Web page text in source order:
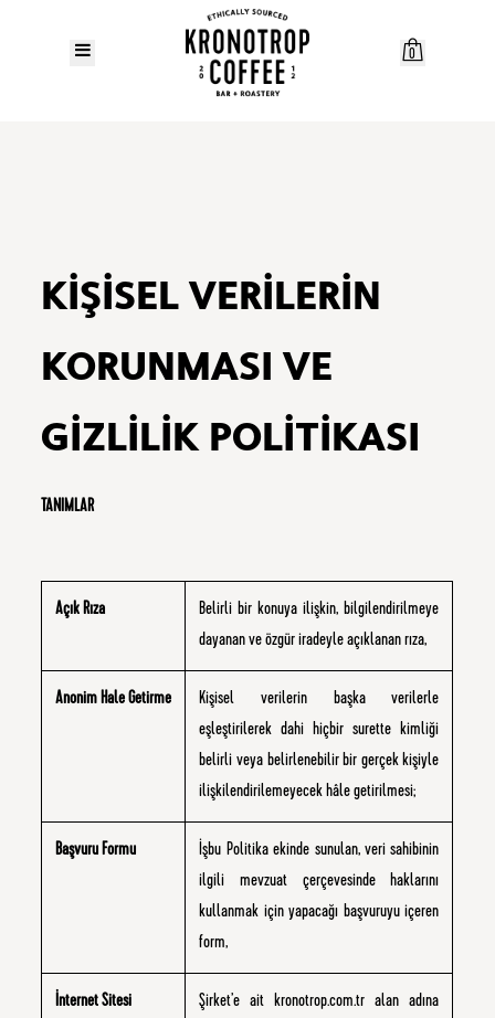
0
KİŞİSEL VERİLERİN
KORUNMASI VE
GİZLİLİK POLİTİKASI
TANIMLAR
Açık Rıza
Belirli bir konuya ilişkin, bilgilendirilmeye
dayanan ve özgür iradeyle açıklanan rıza,
Anonim Hale Getirme
Kişisel verilerin başka verilerle
eşleştirilerek dahi hiçbir surette kimliği
belirli veya belirlenebilir bir gerçek kişiyle
ilişkilendirilemeyecek hâle getirilmesi;
Başvuru Formu
İşbu Politika ekinde sunulan, veri sahibinin
ilgili mevzuat çerçevesinde haklarını
kullanmak için yapacağı başvuruyu içeren
form,
İnternet Sitesi
Şirket’e ait kronotrop.com.tr alan adına